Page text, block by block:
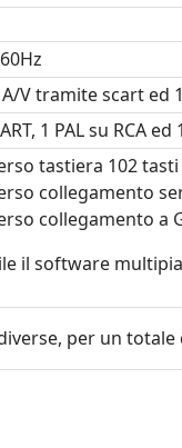
V tramite scart ed
1 PAL su RCA
tastiera 102 tasti
collegamento
collegamento a
il software
per un totale